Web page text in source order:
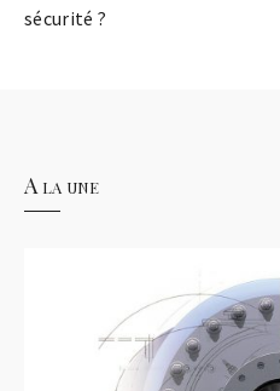
sécurité ?
A la une